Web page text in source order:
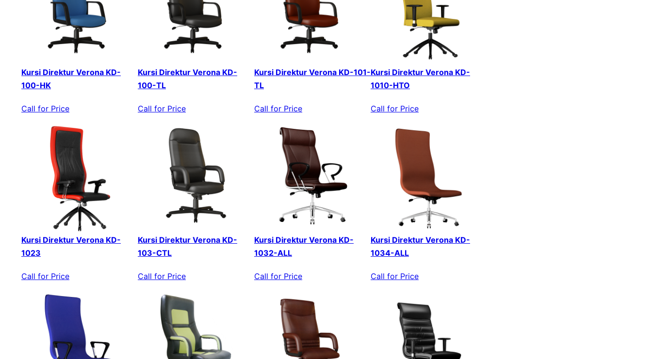
Kursi Direktur Verona KD-
100-HK
Call for Price
Kursi Direktur Verona KD-
100-TL
Call for Price
Kursi Direktur Verona KD-101-
TL
Call for Price
Kursi Direktur Verona KD-
1010-HTO
Call for Price
Kursi Direktur Verona KD-
1023
Call for Price
Kursi Direktur Verona KD-
103-CTL
Call for Price
Kursi Direktur Verona KD-
1032-ALL
Call for Price
Kursi Direktur Verona KD-
1034-ALL
Call for Price